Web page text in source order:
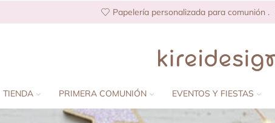
Papelería personalizada para comunión .
TIENDA PRIMERA COMUNIÓN EVENTOS Y FIESTAS